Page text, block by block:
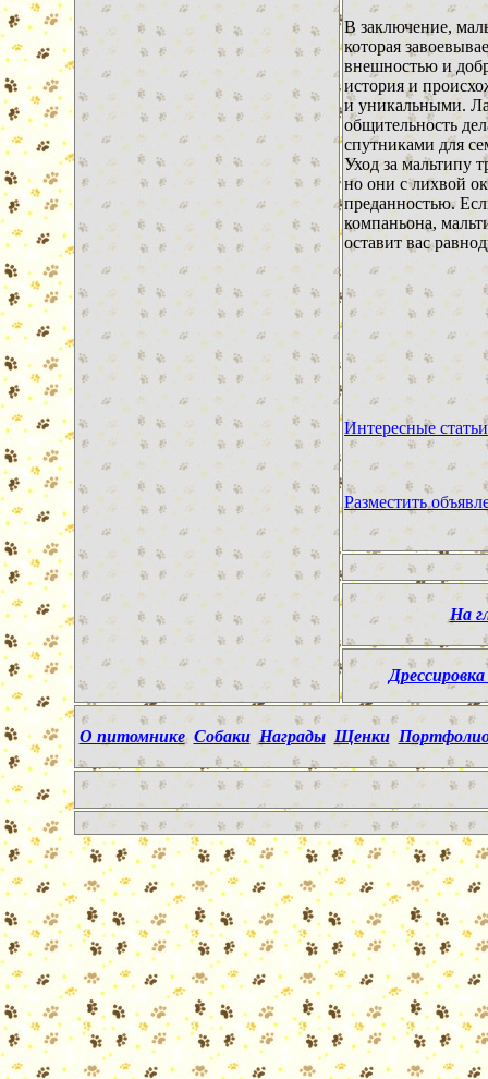
В заключение,
которая
внешностью и
история и
и уникальными.
общительность
спутниками для
Уход за мальтипу
но они с лихвой
преданностью.
компаньона,
оставит вас
Интересные статьи
Разместить
На
О питомнике Собаки Награды Щенки